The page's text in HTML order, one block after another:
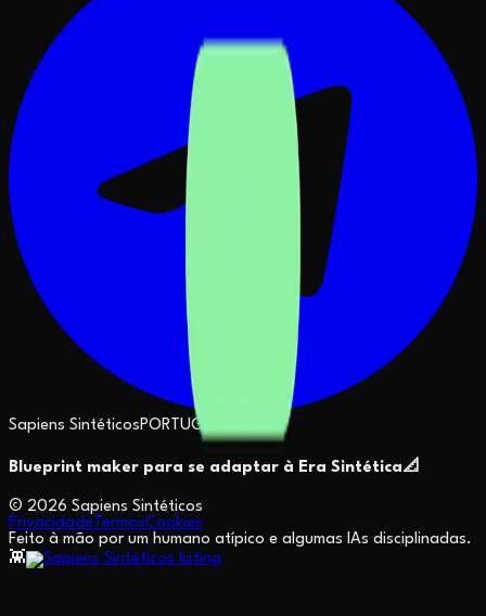
Sapiens Sintéticos PORTUGUESE
Blueprint maker para se adaptar à Era Sintética📐
© 2026 Sapiens Sintéticos
Privacidade TermosCookies
Feito à mão por um humano atípico e algumas IAs disciplinadas.
👾